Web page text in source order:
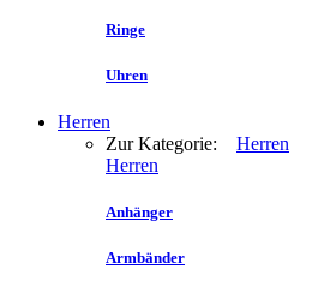
Ringe
Uhren
Herren
Zur Kategorie: Herren
Herren
Anhänger
Armbänder